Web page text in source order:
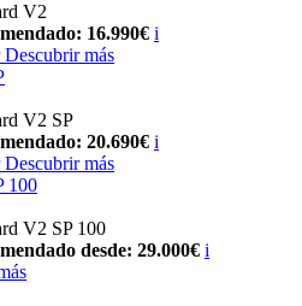
V2
16.990€ i
Descubrir más
V2 SP
20.690€ i
Descubrir más
100
V2 SP 100
desde: 29.000€ i